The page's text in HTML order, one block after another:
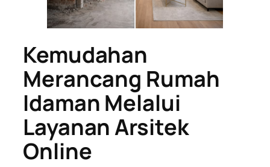
Kemudahan
Merancang Rumah
Idaman Melalui
Layanan Arsitek
Online